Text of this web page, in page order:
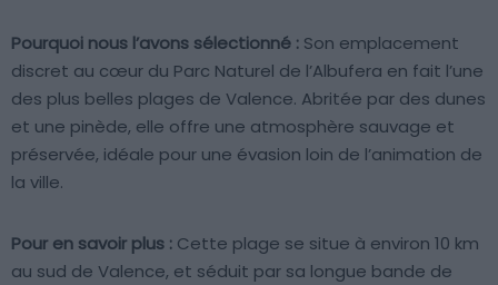
Pourquoi nous l’avons sélectionné : Son emplacement
discret au cœur du Parc Naturel de l’Albufera en fait l’une
des plus belles plages de Valence. Abritée par des dunes
et une pinède, elle offre une atmosphère sauvage et
préservée, idéale pour une évasion loin de l’animation de
la ville.
Pour en savoir plus : Cette plage se situe à environ 10 km
au sud de Valence, et séduit par sa longue bande de